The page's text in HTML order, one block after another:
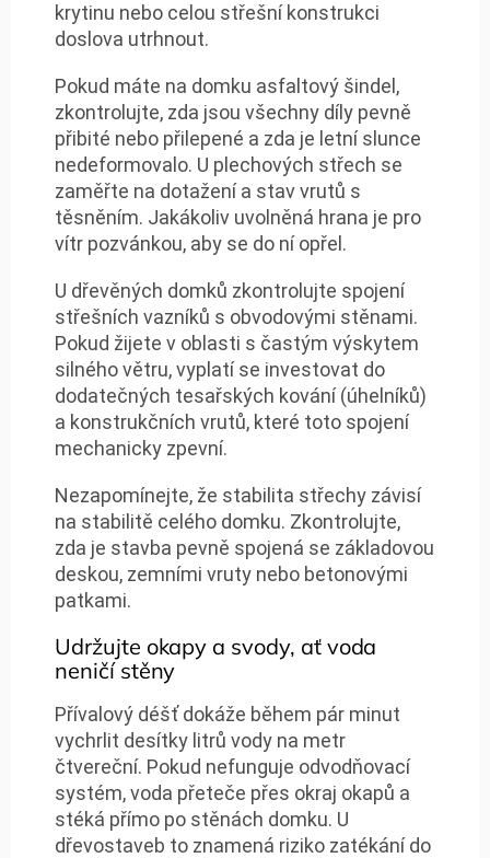
krytinu nebo celou střešní konstrukci
doslova utrhnout.
Pokud máte na domku asfaltový šindel,
zkontrolujte, zda jsou všechny díly pevně
přibité nebo přilepené a zda je letní slunce
nedeformovalo. U plechových střech se
zaměřte na dotažení a stav vrutů s
těsněním. Jakákoliv uvolněná hrana je pro
vítr pozvánkou, aby se do ní opřel.
U dřevěných domků zkontrolujte spojení
střešních vazníků s obvodovými stěnami.
Pokud žijete v oblasti s častým výskytem
silného větru, vyplatí se investovat do
dodatečných tesařských kování (úhelníků)
a konstrukčních vrutů, které toto spojení
mechanicky zpevní.
Nezapomínejte, že stabilita střechy závisí
na stabilitě celého domku. Zkontrolujte,
zda je stavba pevně spojená se základovou
deskou, zemními vruty nebo betonovými
patkami.
Udržujte okapy a svody, ať voda
neničí stěny
Přívalový déšť dokáže během pár minut
vychrlit desítky litrů vody na metr
čtvereční. Pokud nefunguje odvodňovací
systém, voda přeteče přes okraj okapů a
stéká přímo po stěnách domku. U
dřevostaveb to znamená riziko zatékání do